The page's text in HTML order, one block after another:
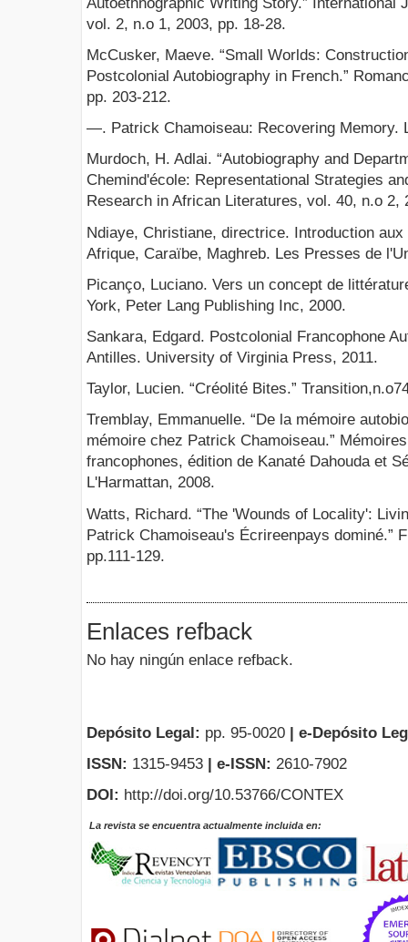
vol. 2, n.o 1, 2003, pp. 18-28.
McCusker, Maeve. “Small Worlds:
Postcolonial Autobiography in French.”
pp. 203-212.
—. Patrick Chamoiseau: Recovering Memory.
Murdoch, H. Adlai. “Autobiography and
Chemind'école: Representational Strategies
Research in African Literatures, vol. 40, n.o 2,
Ndiaye, Christiane, directrice. Introduction
Afrique, Caraïbe, Maghreb. Les Presses de
Picanço, Luciano. Vers un concept de
York, Peter Lang Publishing Inc, 2000.
Sankara, Edgard. Postcolonial Francophone
Antilles. University of Virginia Press, 2011.
Taylor, Lucien. “Créolité Bites.”
Tremblay, Emmanuelle. “De la mémoire
mémoire chez Patrick Chamoiseau.”
francophones, édition de Kanaté Dahouda et
L'Harmattan, 2008.
Watts, Richard. “The 'Wounds of Locality':
Patrick Chamoiseau's Écrireenpays dominé.”
pp.111-129.
Enlaces refback
No hay ningún enlace refback.
Depósito Legal: pp. 95-0020 | e-Depósito
ISSN: 1315-9453 | e-ISSN: 2610-7902
DOI: http://doi.org/10.53766/CONTEX
La revista se encuentra actualmente incluida en: